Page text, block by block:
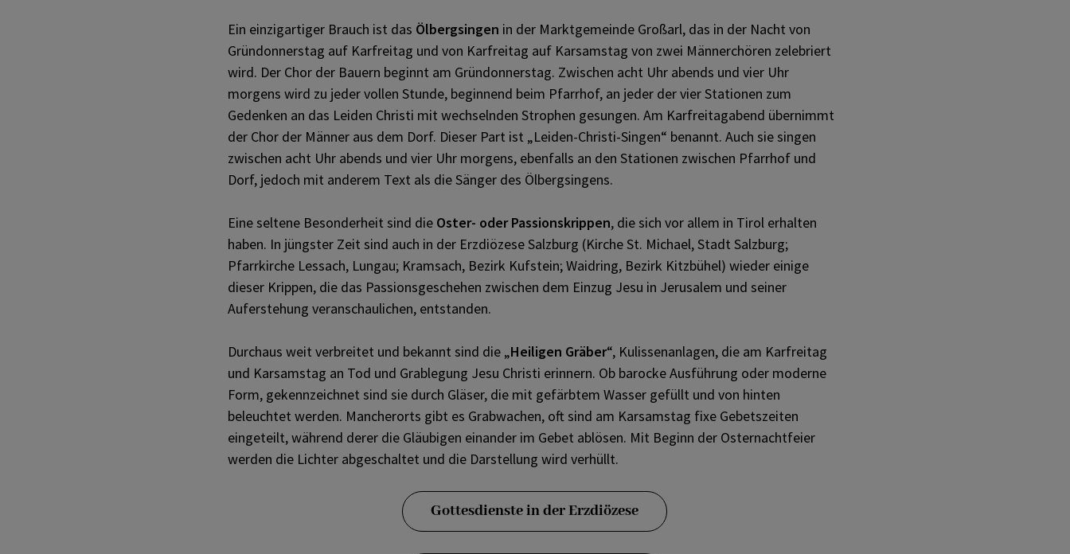
Ein einzigartiger Brauch ist das Ölbergsingen in der Marktgemeinde Großarl, das in der Nacht von
Gründonnerstag auf Karfreitag und von Karfreitag auf Karsamstag von zwei Männerchören zelebriert
wird. Der Chor der Bauern beginnt am Gründonnerstag. Zwischen acht Uhr abends und vier Uhr
morgens wird zu jeder vollen Stunde, beginnend beim Pfarrhof, an jeder der vier Stationen zum
Gedenken an das Leiden Christi mit wechselnden Strophen gesungen. Am Karfreitagabend übernimmt
der Chor der Männer aus dem Dorf. Dieser Part ist „Leiden-Christi-Singen“ benannt. Auch sie singen
zwischen acht Uhr abends und vier Uhr morgens, ebenfalls an den Stationen zwischen Pfarrhof und
Dorf, jedoch mit anderem Text als die Sänger des Ölbergsingens.
Eine seltene Besonderheit sind die Oster- oder Passionskrippen, die sich vor allem in Tirol erhalten
haben. In jüngster Zeit sind auch in der Erzdiözese Salzburg (Kirche St. Michael, Stadt Salzburg;
Pfarrkirche Lessach, Lungau; Kramsach, Bezirk Kufstein; Waidring, Bezirk Kitzbühel) wieder einige
dieser Krippen, die das Passionsgeschehen zwischen dem Einzug Jesu in Jerusalem und seiner
Auferstehung veranschaulichen, entstanden.
Durchaus weit verbreitet und bekannt sind die „Heiligen Gräber“, Kulissenanlagen, die am Karfreitag
und Karsamstag an Tod und Grablegung Jesu Christi erinnern. Ob barocke Ausführung oder moderne
Form, gekennzeichnet sind sie durch Gläser, die mit gefärbtem Wasser gefüllt und von hinten
beleuchtet werden. Mancherorts gibt es Grabwachen, oft sind am Karsamstag fixe Gebetszeiten
eingeteilt, während derer die Gläubigen einander im Gebet ablösen. Mit Beginn der Osternachtfeier
werden die Lichter abgeschaltet und die Darstellung wird verhüllt.
Gottesdienste in der Erzdiözese